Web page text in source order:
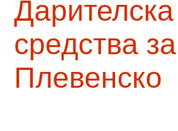
средства
Плевенско